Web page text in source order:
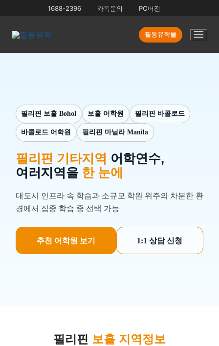
바
1688-2396 카톡문의 PC버전
필통유학몰
필리핀 보홀 Bohol 보홀 어학원 필리핀 바콜로드
바콜로드 어학원 필리핀 마닐라 Manila
필리핀 기타지역 어학연수,
여러지역을한 눈에
대도시 인프라 속 학습과 소규모 학원 위주의 차분한 환
경에서 집중 학습 중 선택 가능
추천 어학원 보기 1:1 상담 신청
필리핀 보홀 지역정보